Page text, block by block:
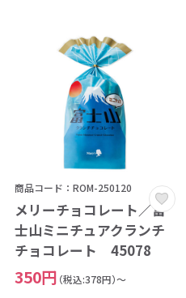
商品コード：ROM-250120
メリーチョコレート／富
士山ミニチュアクランチ
チョコレート 45078
350円 （税込:378円）～